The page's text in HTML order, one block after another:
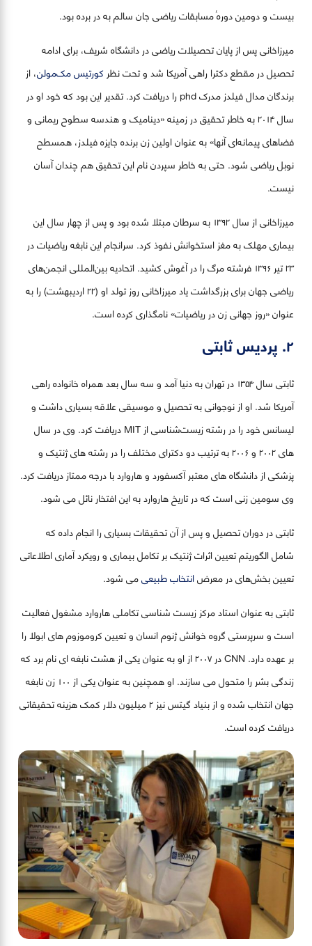
بیست و دومین دورهٔ مسابقات ریاضی جان سالم به در برده بود.
میرزاخانی پس از پایان تحصیلات ریاضی در دانشگاه شریف، برای ادامه
تحصیل در مقطع دکترا راهی آمریکا شد و تحت نظرکورتیس مک‌مولن، از
برندگان مدال فیلدز مدرک phd را دریافت کرد. تقدیر این بود که خود او در
سال ۲۰۱۴ به خاطر تحقیق در زمینه «دینامیک و هندسه سطوح ریمانی و
فضاهای پیمانه‌ای آنها» به عنوان اولین زن برنده جایزه فیلدز، همسطح
نوبل ریاضی شود. حتی به خاطر سپردن نام این تحقیق هم چندان آسان
نیست.
میرزاخانی از سال ۱۳۹۲ به سرطان مبتلا شده بود و پس از چهار سال این
بیماری مهلک به مغز استخوانش نفوذ کرد. سرانجام این نابغه ریاضیات در
۲۳ تیر ۱۳۹۶ فرشته مرگ را در آغوش کشید. اتحادیه بین‌المللی انجمن‌های
ریاضی جهان برای بزرگداشت یاد میرزاخانی روز تولد او (۲۲ اردیبهشت) را به
عنوان «روز جهانی زن در ریاضیات» نامگذاری کرده است.
۲. پردیس ثابتی
ثابتی سال ۱۳۵۴ در تهران به دنیا آمد و سه سال بعد همراه خانواده راهی
آمریکا شد. او از نوجوانی به تحصیل و موسیقی علاقه بسیاری داشت و
لیسانس خود را در رشته زیست‌شناسی از MIT دریافت کرد. وی در سال
های ۲۰۰۲ و ۲۰۰۶ به ترتیب دو دکترای مختلف را در رشته های ژنتیک و
پزشکی از دانشگاه های معتبر آکسفورد و هاروارد با درجه ممتاز دریافت کرد.
وی سومین زنی است که در تاریخ هاروارد به این افتخار نائل می شود.
ثابتی در دوران تحصیل و پس از آن تحقیقات بسیاری را انجام داده که
شامل الگوریتم تعیین اثرات ژنتیک بر تکامل بیماری و رویکرد آماری اطلاعاتی
تعیین بخش‌های در معرضانتخاب طبیعیمی شود.
ثابتی به عنوان استاد مرکز زیست شناسی تکاملی هاروارد مشغول فعالیت
است و سرپرستی گروه خوانش ژنوم انسان و تعیین کروموزوم های ابولا را
بر عهده دارد. CNN در ۲۰۰۷ از او به عنوان یکی از هشت نابغه ای نام برد که
زندگی بشر را متحول می سازند. او همچنین به عنوان یکی از ۱۰۰ زن نابغه
جهان انتخاب شده و از بنیاد گیتس نیز ۲ میلیون دلار کمک هزینه تحقیقاتی
دریافت کرده است.